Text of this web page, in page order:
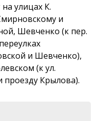
улицах К.
и
Шевченко (к пер.
и Шевченко),
(к ул.
проезду Крылова).